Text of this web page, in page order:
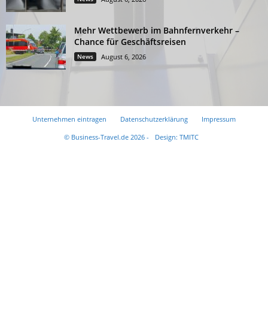
Mehr Wettbewerb im Bahnfernverkehr –
Chance für Geschäftsreisen
News August 6, 2026
Unternehmen eintragen Datenschutzerklärung
Impressum
© Business-Travel.de 2026 -
Design: TMITC